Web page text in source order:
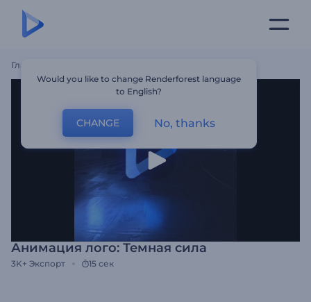
Главная
Анимация лого: Темная сила
3K+ Экспорт 15 сек
Would you like to change Renderforest language
to English?
CHANGE No, thanks